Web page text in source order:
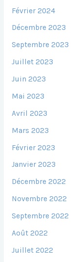
Février 2024
Décembre 2023
Septembre 2023
Juillet 2023
Juin 2023
Mai 2023
Avril 2023
Mars 2023
Février 2023
Janvier 2023
Décembre 2022
Novembre 2022
Septembre 2022
Août 2022
Juillet 2022